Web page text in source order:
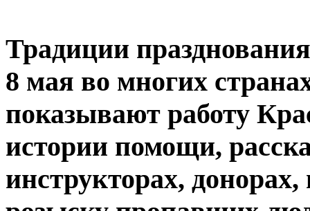
Традиции
8 мая во многих
показывают работу
истории помощи,
инструкторах,